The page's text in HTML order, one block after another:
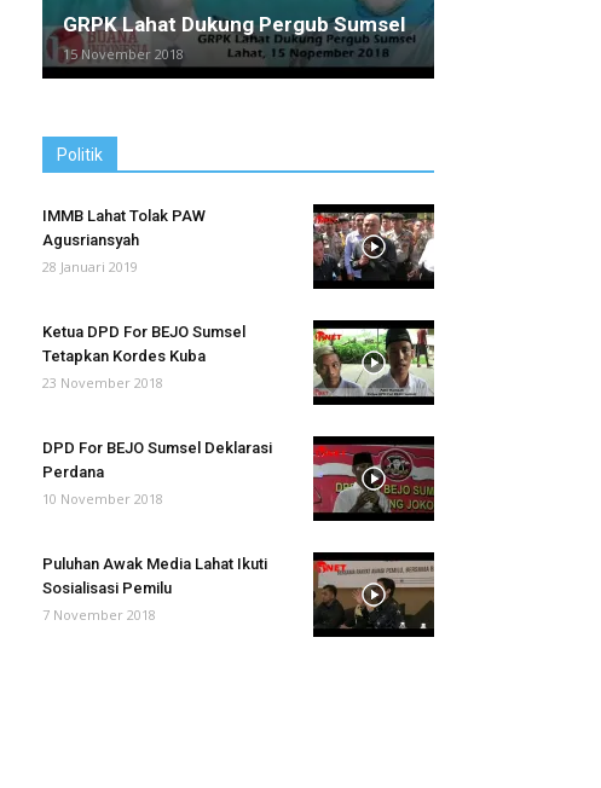
GRPK Lahat Dukung Pergub Sumsel
15 November 2018
Politik
IMMB Lahat Tolak PAW
Agusriansyah
28 Januari 2019
Ketua DPD For BEJO Sumsel
Tetapkan Kordes Kuba
23 November 2018
DPD For BEJO Sumsel Deklarasi
Perdana
10 November 2018
Puluhan Awak Media Lahat Ikuti
Sosialisasi Pemilu
7 November 2018